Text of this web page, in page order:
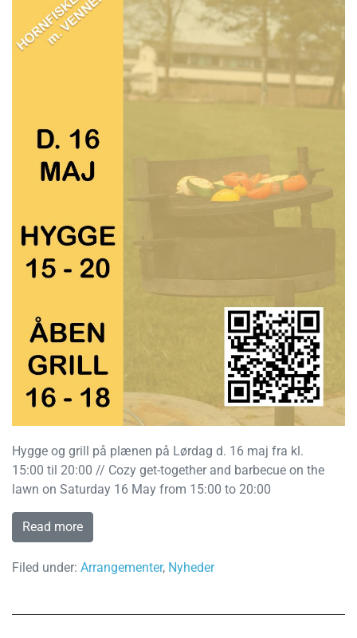
Hygge og grill på plænen på Lørdag d. 16 maj fra kl.
15:00 til 20:00 // Cozy get-together and barbecue on the
lawn on Saturday 16 May from 15:00 to 20:00
Read more
Filed under: Arrangementer, Nyheder